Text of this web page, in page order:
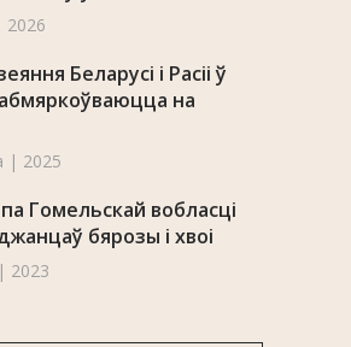
2026
Беларусі і Расіі ў
на
| 2025
Гомельскай вобласці
бярозы і хвоі
2023